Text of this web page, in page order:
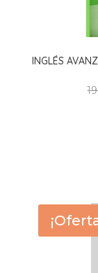
INGLÉS